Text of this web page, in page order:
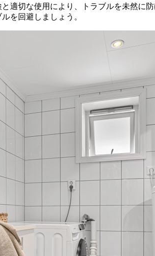
適切な使用により、トラブルを未然に
を回避しましょう。